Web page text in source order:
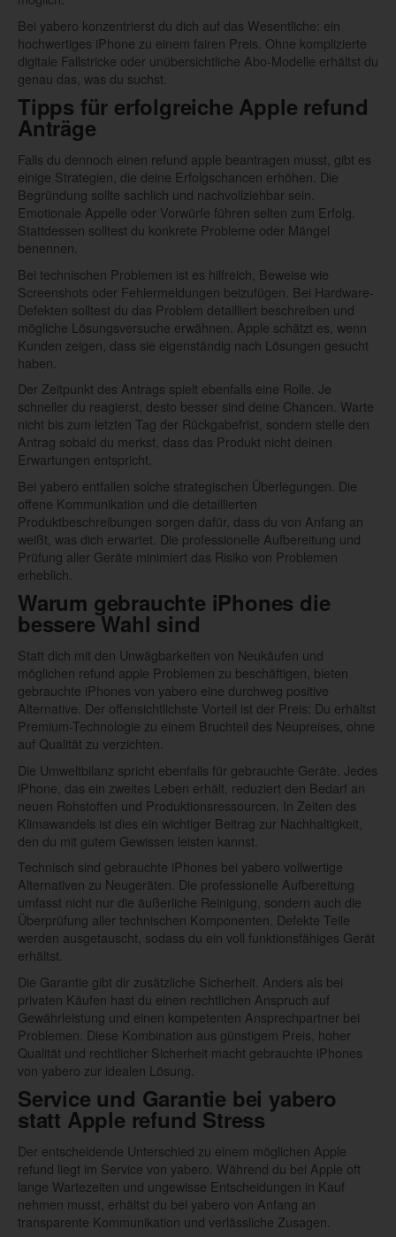
Bei yabero konzentrierst du dich auf das Wesentliche: ein
hochwertiges iPhone zu einem fairen Preis. Ohne komplizierte
digitale Fallstricke oder unübersichtliche Abo-Modelle erhältst du
genau das, was du suchst.
Tipps für erfolgreiche Apple refund
Anträge
Falls du dennoch einen refund apple beantragen musst, gibt es
einige Strategien, die deine Erfolgschancen erhöhen. Die
Begründung sollte sachlich und nachvollziehbar sein.
Emotionale Appelle oder Vorwürfe führen selten zum Erfolg.
Stattdessen solltest du konkrete Probleme oder Mängel
benennen.
Bei technischen Problemen ist es hilfreich, Beweise wie
Screenshots oder Fehlermeldungen beizufügen. Bei Hardware-
Defekten solltest du das Problem detailliert beschreiben und
mögliche Lösungsversuche erwähnen. Apple schätzt es, wenn
Kunden zeigen, dass sie eigenständig nach Lösungen gesucht
haben.
Der Zeitpunkt des Antrags spielt ebenfalls eine Rolle. Je
schneller du reagierst, desto besser sind deine Chancen. Warte
nicht bis zum letzten Tag der Rückgabefrist, sondern stelle den
Antrag sobald du merkst, dass das Produkt nicht deinen
Erwartungen entspricht.
Bei yabero entfallen solche strategischen Überlegungen. Die
offene Kommunikation und die detaillierten
Produktbeschreibungen sorgen dafür, dass du von Anfang an
weißt, was dich erwartet. Die professionelle Aufbereitung und
Prüfung aller Geräte minimiert das Risiko von Problemen
erheblich.
Warum gebrauchte iPhones die
bessere Wahl sind
Statt dich mit den Unwägbarkeiten von Neukäufen und
möglichen refund apple Problemen zu beschäftigen, bieten
gebrauchte iPhones von yabero eine durchweg positive
Alternative. Der offensichtlichste Vorteil ist der Preis: Du erhältst
Premium-Technologie zu einem Bruchteil des Neupreises, ohne
auf Qualität zu verzichten.
Die Umweltbilanz spricht ebenfalls für gebrauchte Geräte. Jedes
iPhone, das ein zweites Leben erhält, reduziert den Bedarf an
neuen Rohstoffen und Produktionsressourcen. In Zeiten des
Klimawandels ist dies ein wichtiger Beitrag zur Nachhaltigkeit,
den du mit gutem Gewissen leisten kannst.
Technisch sind gebrauchte iPhones bei yabero vollwertige
Alternativen zu Neugeräten. Die professionelle Aufbereitung
umfasst nicht nur die äußerliche Reinigung, sondern auch die
Überprüfung aller technischen Komponenten. Defekte Teile
werden ausgetauscht, sodass du ein voll funktionsfähiges Gerät
erhältst.
Die Garantie gibt dir zusätzliche Sicherheit. Anders als bei
privaten Käufen hast du einen rechtlichen Anspruch auf
Gewährleistung und einen kompetenten Ansprechpartner bei
Problemen. Diese Kombination aus günstigem Preis, hoher
Qualität und rechtlicher Sicherheit macht gebrauchte iPhones
von yabero zur idealen Lösung.
Service und Garantie bei yabero
statt Apple refund Stress
Der entscheidende Unterschied zu einem möglichen Apple
refund liegt im Service von yabero. Während du bei Apple oft
lange Wartezeiten und ungewisse Entscheidungen in Kauf
nehmen musst, erhältst du bei yabero von Anfang an
transparente Kommunikation und verlässliche Zusagen.